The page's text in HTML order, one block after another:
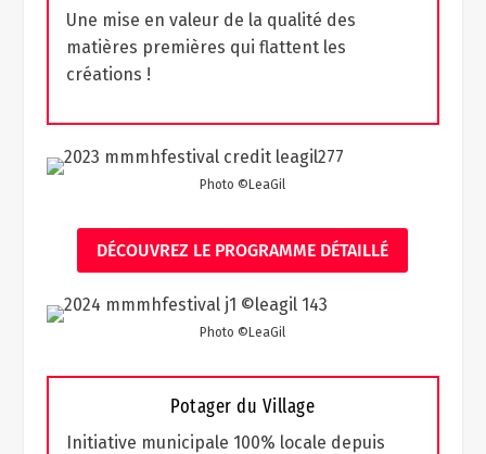
Une mise en valeur de la qualité des
matières premières qui flattent les
créations !
Photo ©LeaGil
DÉCOUVREZ LE PROGRAMME DÉTAILLÉ
Photo ©LeaGil
Potager du Village
Initiative municipale 100% locale depuis